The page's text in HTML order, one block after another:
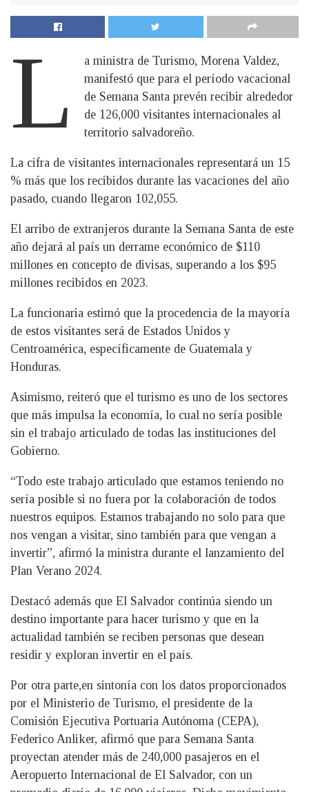
L
a ministra de Turismo, Morena Valdez,
manifestó que para el período vacacional
de Semana Santa prevén recibir alrededor
de 126,000 visitantes internacionales al
territorio salvadoreño.
La cifra de visitantes internacionales representará un 15
% más que los recibidos durante las vacaciones del año
pasado, cuando llegaron 102,055.
El arribo de extranjeros durante la Semana Santa de este
año dejará al país un derrame económico de $110
millones en concepto de divisas, superando a los $95
millones recibidos en 2023.
La funcionaria estimó que la procedencia de la mayoría
de estos visitantes será de Estados Unidos y
Centroamérica, específicamente de Guatemala y
Honduras.
Asimismo, reiteró que el turismo es uno de los sectores
que más impulsa la economía, lo cual no sería posible
sin el trabajo articulado de todas las instituciones del
Gobierno.
“Todo este trabajo articulado que estamos teniendo no
sería posible si no fuera por la colaboración de todos
nuestros equipos. Estamos trabajando no solo para que
nos vengan a visitar, sino también para que vengan a
invertir”, afirmó la ministra durante el lanzamiento del
Plan Verano 2024.
Destacó además que El Salvador continúa siendo un
destino importante para hacer turismo y que en la
actualidad también se reciben personas que desean
residir y exploran invertir en el país.
Por otra parte,en sintonía con los datos proporcionados
por el Ministerio de Turismo, el presidente de la
Comisión Ejecutiva Portuaria Autónoma (CEPA),
Federico Anliker, afirmó que para Semana Santa
proyectan atender más de 240,000 pasajeros en el
Aeropuerto Internacional de El Salvador, con un